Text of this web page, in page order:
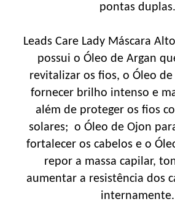
pontas duplas.
Leads Care Lady Máscara
possui o Óleo de Argan
revitalizar os fios, o Óleo
fornecer brilho intenso e
além de proteger os fios
solares; o Óleo de Ojon
fortalecer os cabelos e o
repor a massa capilar,
aumentar a resistência dos
internamente.